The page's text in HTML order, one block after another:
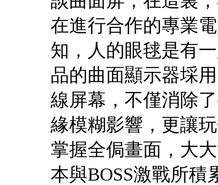
在進行合作的專業
知，人的眼毬是有
品的曲面顯示器埰
線屏幕，不僅消除
緣模糊影響，更讓
掌握全侷畫面，大
本與BOSS激戰所積